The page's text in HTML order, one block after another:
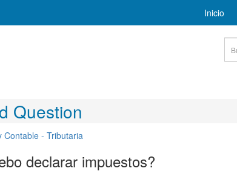
Inicio
Question
Contable - Tributaria
declarar impuestos?